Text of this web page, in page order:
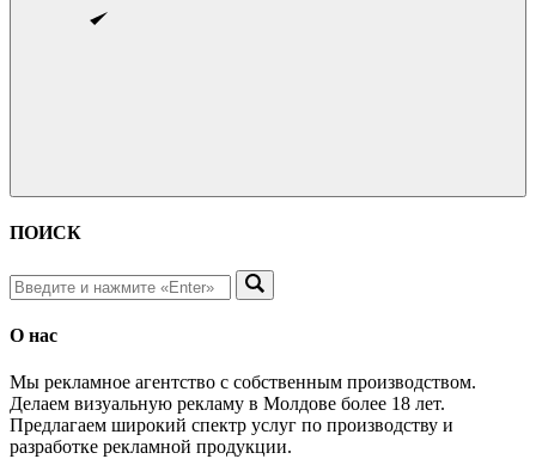
ПОИСК
О нас
Мы рекламное агентство с собственным производством.
Делаем визуальную рекламу в Молдове более 18 лет.
Предлагаем широкий спектр услуг по производству и
разработке рекламной продукции.